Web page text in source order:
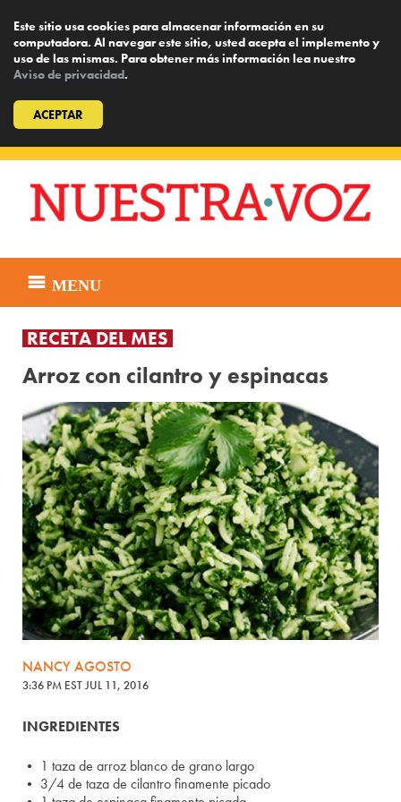
Este sitio usa cookies para almacenar información en su
computadora. Al navegar este sitio, usted acepta el implemento y
uso de las mismas. Para obtener más información lea nuestro
Aviso de privacidad.
ACEPTAR
content
MENU
RECETA DEL MES
Arroz con cilantro y espinacas
NANCY AGOSTO
3:36 PM EST JUL 11, 2016
INGREDIENTES
• 1 taza de arroz blanco de grano largo
• 3/4 de taza de cilantro finamente picado